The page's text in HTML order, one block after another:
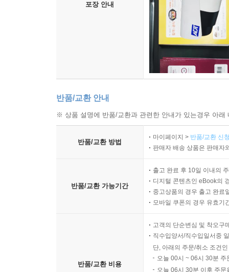
포장 안내
반품/교환 안내
※ 상품 설명에 반품/교환과 관련한 안내가 있는경우 아
반품/교환 방법
마이페이지 > 반품/교환 신
판매자 배송 상품은 판매자
반품/교환 가능기간
출고 완료 후 10일 이내의
디지털 콘텐츠인 eBook의
중고상품의 경우 출고 완료
모바일 쿠폰의 경우 유효기
반품/교환 비용
고객의 단순변심 및 착오구
직수입양서/직수입일서중
단, 아래의 주문/취소 조건
오늘 00시 ~ 06시 30분
오늘 06시 30분 이후 주